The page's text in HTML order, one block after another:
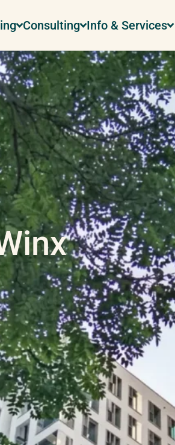
Consulting Info & Services